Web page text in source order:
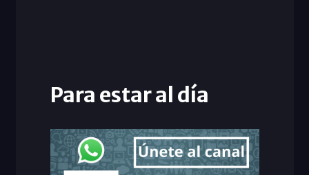
Para estar al día